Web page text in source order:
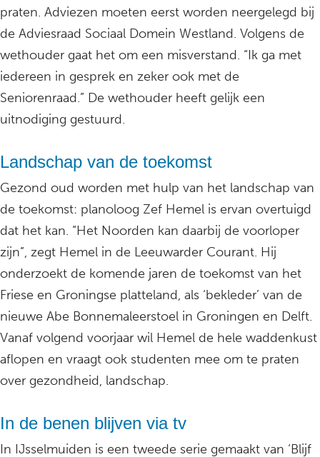
praten. Adviezen moeten eerst worden neergelegd bij
de Adviesraad Sociaal Domein Westland. Volgens de
wethouder gaat het om een misverstand. “Ik ga met
iedereen in gesprek en zeker ook met de
Seniorenraad.” De wethouder heeft gelijk een
uitnodiging gestuurd.
Landschap van de toekomst
Gezond oud worden met hulp van het landschap van
de toekomst: planoloog Zef Hemel is ervan overtuigd
dat het kan. “Het Noorden kan daarbij de voorloper
zijn”, zegt Hemel in de Leeuwarder Courant. Hij
onderzoekt de komende jaren de toekomst van het
Friese en Groningse platteland, als ‘bekleder’ van de
nieuwe Abe Bonnemaleerstoel in Groningen en Delft.
Vanaf volgend voorjaar wil Hemel de hele waddenkust
aflopen en vraagt ook studenten mee om te praten
over gezondheid, landschap.
In de benen blijven via tv
In IJsselmuiden is een tweede serie gemaakt van ‘Blijf